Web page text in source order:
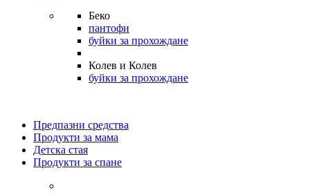
Беко
пантофи
буйки за прохождане
Колев и Колев
буйки за прохождане
Предпазни средства
Продукти за мама
Детска стая
Продукти за спане